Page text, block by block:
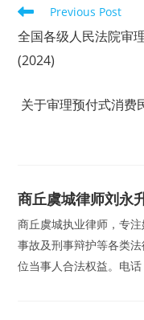
Read
more
articles
Previous Post
全国各级人民法院审
(2024)
关于审理预付式消费
商丘虞城律师刘永
商丘虞城执业律师，专
事故及刑事辩护等各类
位当事人合法权益。电